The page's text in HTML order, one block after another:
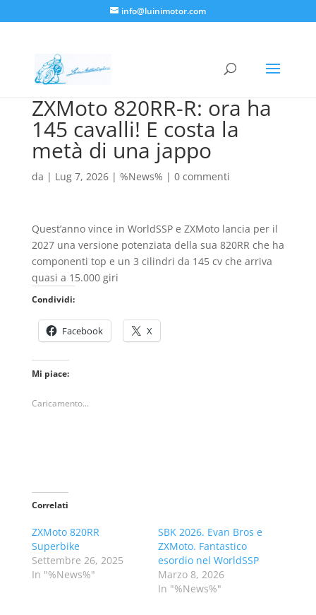
info@luinimotor.com
ZXMoto 820RR-R: ora ha
145 cavalli! E costa la
metà di una jappo
da | Lug 7, 2026| %News% | 0 commenti
Quest’anno vince in WorldSSP e ZXMoto lancia per il
2027 una versione potenziata della sua 820RR che ha
componenti top e un 3 cilindri da 145 cv che arriva
quasi a 15.000 giri
Condividi:
Facebook X
Mi piace:
Caricamento...
Correlati
ZXMoto 820RR
Superbike
Settembre 26, 2025
In "%News%"
SBK 2026. Evan Bros e
ZXMoto. Fantastico
esordio nel WorldSSP
Marzo 8, 2026
In "%News%"